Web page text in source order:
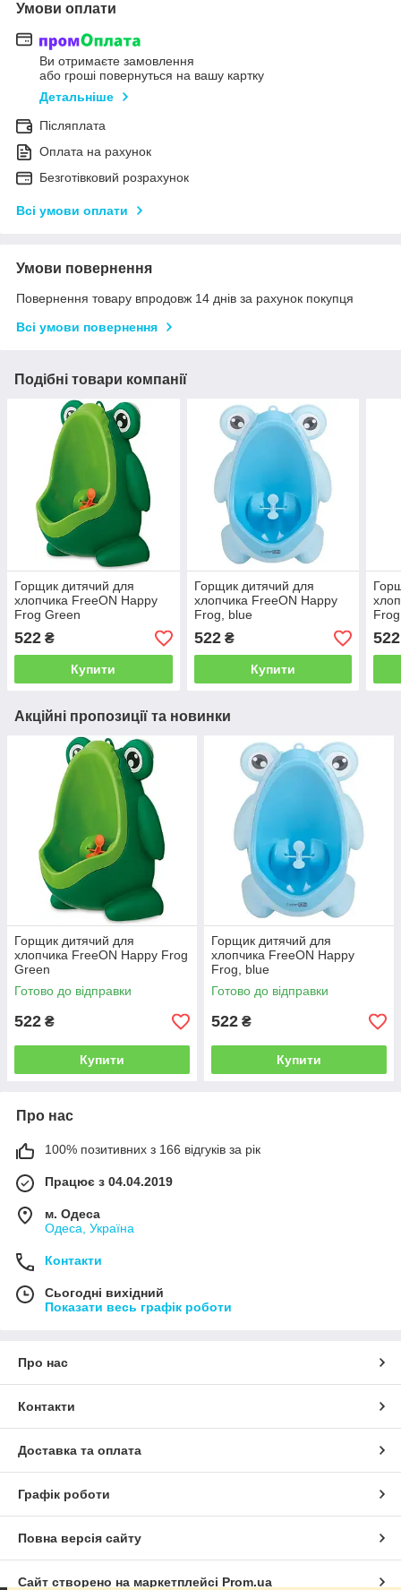
Умови оплати
Ви отримаєте замовлення
або гроші повернуться на вашу картку
Детальніше
Післяплата
Оплата на рахунок
Безготівковий розрахунок
Всі умови оплати
Умови повернення
Повернення товару впродовж 14 днів за рахунок покупця
Всі умови повернення
Подібні товари компанії
Горщик дитячий для
хлопчика FreeON Happy
Frog Green
522 ₴
Купити
Горщик дитячий для
хлопчика FreeON Happy
Frog, blue
522₴
Купити
522
Акційні пропозиції та новинки
Горщик дитячий для
хлопчика FreeON Happy Frog
Green
Готово до відправки
522 ₴
Купити
Горщик дитячий для
хлопчика FreeON Happy
Frog, blue
Готово до відправки
522 ₴
Купити
Про нас
100% позитивних з 166 відгуків за рік
Працює з 04.04.2019
м. Одеса
Одеса, Україна
Контакти
Сьогодні вихідний
Показати весь графік роботи
Про нас
Контакти
Доставка та оплата
Графік роботи
Повна версія сайту
Сайт створено на маркетплейсі Prom.ua